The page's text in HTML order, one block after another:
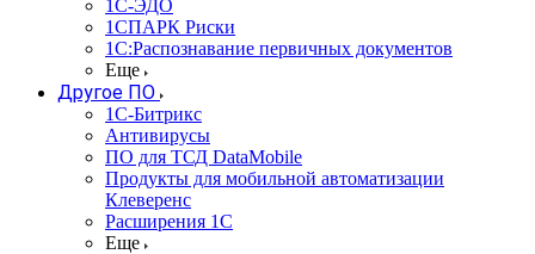
1С-ЭДО
1СПАРК Риски
1С:Распознавание первичных документов
Еще
Другое ПО
1С-Битрикс
Антивирусы
ПО для ТСД DataMobile
Продукты для мобильной автоматизации
Клеверенс
Расширения 1С
Еще